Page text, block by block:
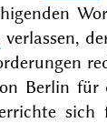
verlassen,
Berlin für
sich